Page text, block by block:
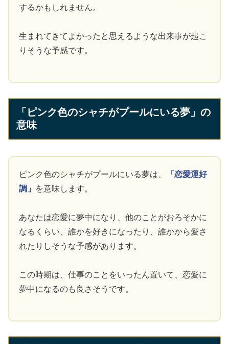
するかもしれません。
生まれてきてよかったと思えるような出来事が起こ
りそうな予感です。
「ピンク色のシャチがプールにいる夢」の
意味
ピンク色のシャチがプールにいる夢は、
「恋愛運好
調」
を意味します。
あなたは恋愛に夢中になり、他のことがおろそかに
なるくらい、誰かを好きになったり、誰かから愛さ
れたりしそうな予感があります。
この時期は、仕事のことをいったん置いて、恋愛に
夢中になるのも良さそうです。